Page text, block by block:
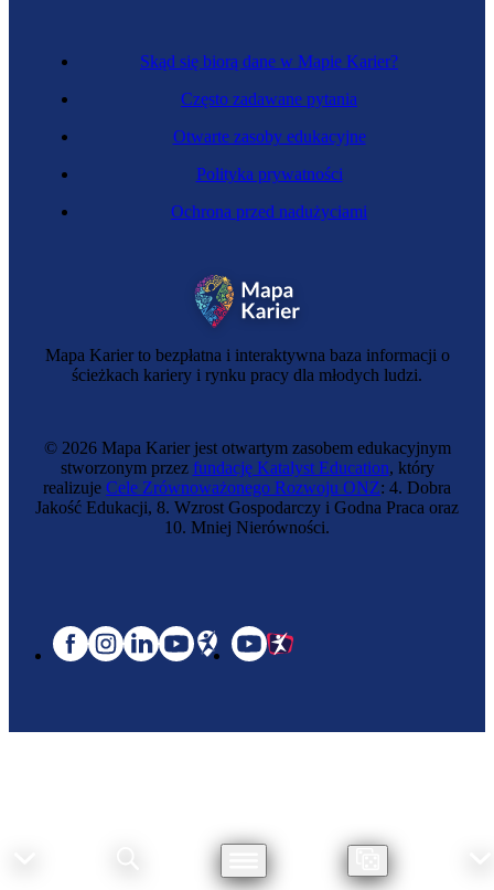
Mapa Karier to bezpłatna i interaktywna baza informacji o
ścieżkach kariery i rynku pracy dla młodych ludzi.
Skąd się biorą dane w Mapie Karier?
Często zadawane pytania
Otwarte zasoby edukacyjne
Polityka prywatności
Ochrona przed nadużyciami
© 2026 Mapa Karier jest otwartym zasobem edukacyjnym
stworzonym przez fundację Katalyst Education, który
realizuje Cele Zrównoważonego Rozwoju ONZ: 4. Dobra
Jakość Edukacji, 8. Wzrost Gospodarczy i Godna Praca oraz
10. Mniej Nierówności.